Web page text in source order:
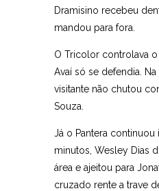
Dramisino recebeu
mandou para fora.
O Tricolor controlava
Avaí só se defendia.
visitante não chutou
Souza.
Já o Pantera continuou
minutos, Wesley Dias
área e ajeitou para
cruzado rente a trave